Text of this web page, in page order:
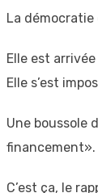
La démocratie
Elle est
Elle s’est
Une boussole
financement».
C’est ça, le